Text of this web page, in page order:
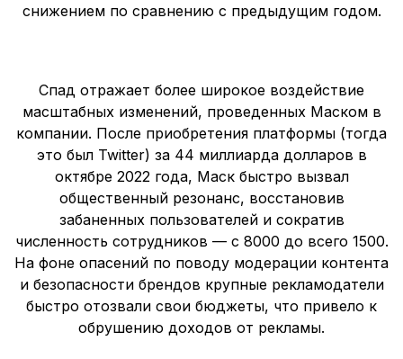
снижением по сравнению с предыдущим годом.
Спад отражает более широкое воздействие
масштабных изменений, проведенных Маском в
компании. После приобретения платформы (тогда
это был Twitter) за 44 миллиарда долларов в
октябре 2022 года, Маск быстро вызвал
общественный резонанс, восстановив
забаненных пользователей и сократив
численность сотрудников — с 8000 до всего 1500.
На фоне опасений по поводу модерации контента
и безопасности брендов крупные рекламодатели
быстро отозвали свои бюджеты, что привело к
обрушению доходов от рекламы.